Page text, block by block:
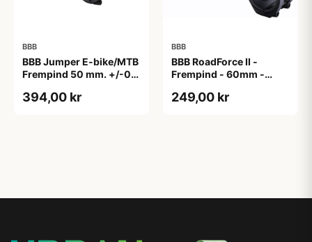
BBB
BBB Jumper E-bike/MTB
Frempind 50 mm. +/-0
394,00 kr
BBB
BBB RoadForce II -
Frempind - 60mm -
249,00 kr